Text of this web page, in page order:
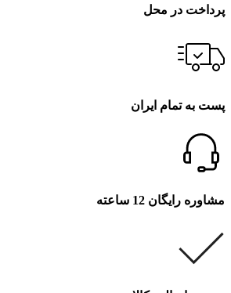
پرداخت در محل
پست به تمام ایران
مشاوره رایگان 12 ساعته